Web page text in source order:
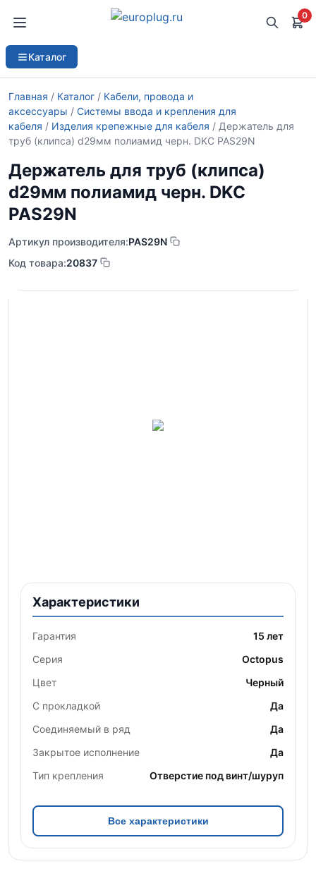
0
Каталог
Главная / Каталог / Кабели, провода и
аксессуары / Системы ввода и крепления для
кабеля / Изделия крепежные для кабеля / Держатель для
труб (клипса) d29мм полиамид черн. DKC PAS29N
Держатель для труб (клипса)
d29мм полиамид черн. DKC
PAS29N
Артикул производителя:PAS29N
Код товара:20837
Характеристики
Гарантия
15 лет
Серия
Octopus
Цвет
Черный
С прокладкой
Да
Соединяемый в ряд
Да
Закрытое исполнение
Да
Тип крепления
Отверстие под винт/шуруп
Все характеристики